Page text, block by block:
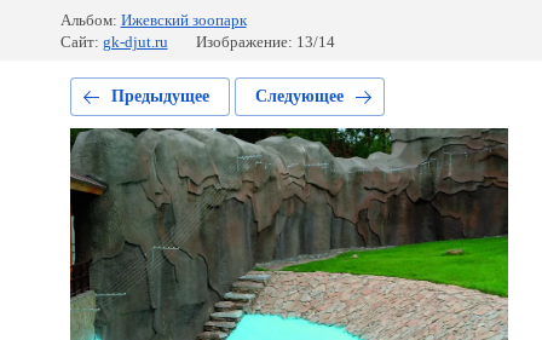
Альбом: Ижевский зоопарк
Сайт: gk-djut.ru Изображение: 13/14
Предыдущее Следующее